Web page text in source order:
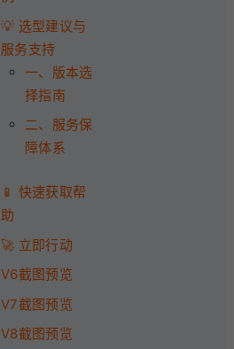
💡 选型建议与
服务支持
一、版本选
择指南
二、服务保
障体系
📱 快速获取帮
助
🚀 立即行动
V6截图预览
V7截图预览
V8截图预览